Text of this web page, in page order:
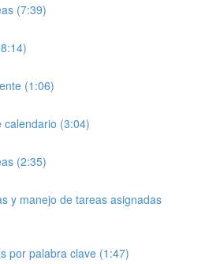
(7:39)
(1:06)
calendario (3:04)
(2:35)
y manejo de tareas asignadas
por palabra clave (1:47)